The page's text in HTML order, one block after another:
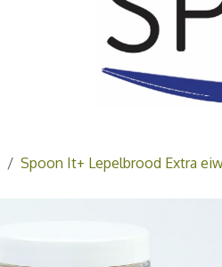
Spoon It+ Lepelbrood Extra